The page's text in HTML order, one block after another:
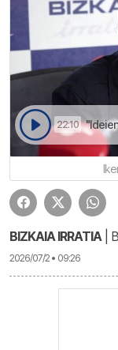
22:10 "Ideien inguruko
BIZKAIA IRRATIA|
2026/07/2 • 09:26